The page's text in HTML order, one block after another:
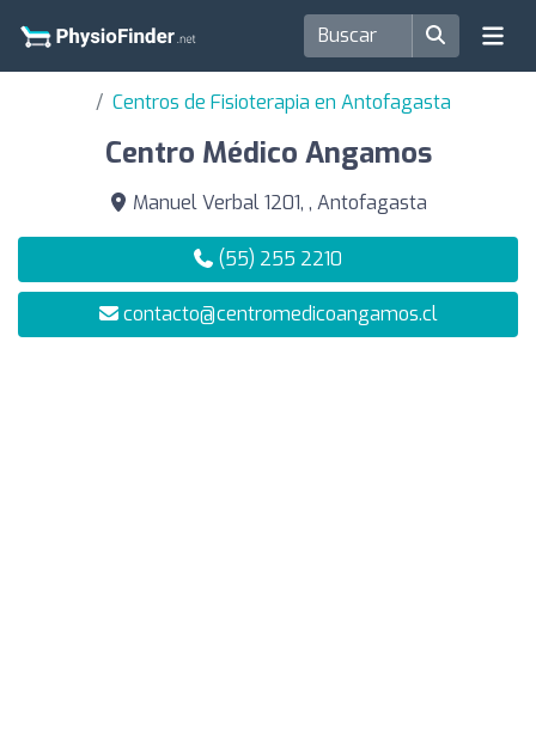
Centros de Fisioterapia en Antofagasta
Centro Médico Angamos
Manuel Verbal 1201, , Antofagasta
(55) 255 2210
contacto@centromedicoangamos.cl